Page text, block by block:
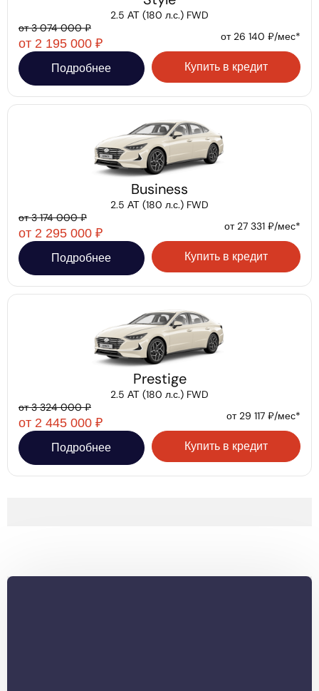
2.5 АТ (180 л.с.) FWD
от 3 074 000 ₽
от 2 195 000 ₽ от 26 140 ₽/мес*
Подробнее Купить в кредит
Business
2.5 АТ (180 л.с.) FWD
от 3 174 000 ₽
от 2 295 000 ₽ от 27 331 ₽/мес*
Подробнее Купить в кредит
Prestige
2.5 АТ (180 л.с.) FWD
от 3 324 000 ₽
от 2 445 000 ₽ от 29 117 ₽/мес*
Подробнее Купить в кредит